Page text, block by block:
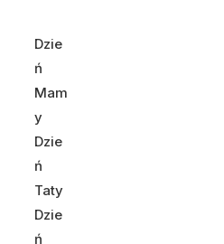
Dzie
ń
Mam
y
Dzie
ń
Taty
Dzie
ń